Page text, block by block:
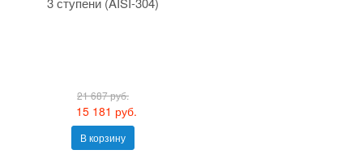
21 687 руб.
15 181 руб.
В корзину